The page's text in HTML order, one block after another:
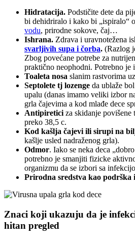
Hidratacija. Podstičite dete da
bi dehidriralo i kako bi „ispiralo“
vodu, prirodne sokove, čaj…
Ishrana. Zdrava i uravnotežena
svarljivih supa i čorba. (Razlog
Zbog povećane potrebe za
praktično neophodni. Potrebno je
Toaleta nosa slanim rastvorima
Septolete tj lozenge da ublaže
upalu (danas imamo veliki izbor
grla čajevima a kod mlađe dece
Antipiretici za skidanje
preko 38,5 c.
Kod kašlja čajevi ili sirupi na
kašlje usled nadraženog grla).
Odmor. Iako se neka deca
potrebno je smanjiti fizicke
organizmu da se izbori sa
Prirodna sredstva kao podrška
Znaci koji ukazuju da je
hitan pregled